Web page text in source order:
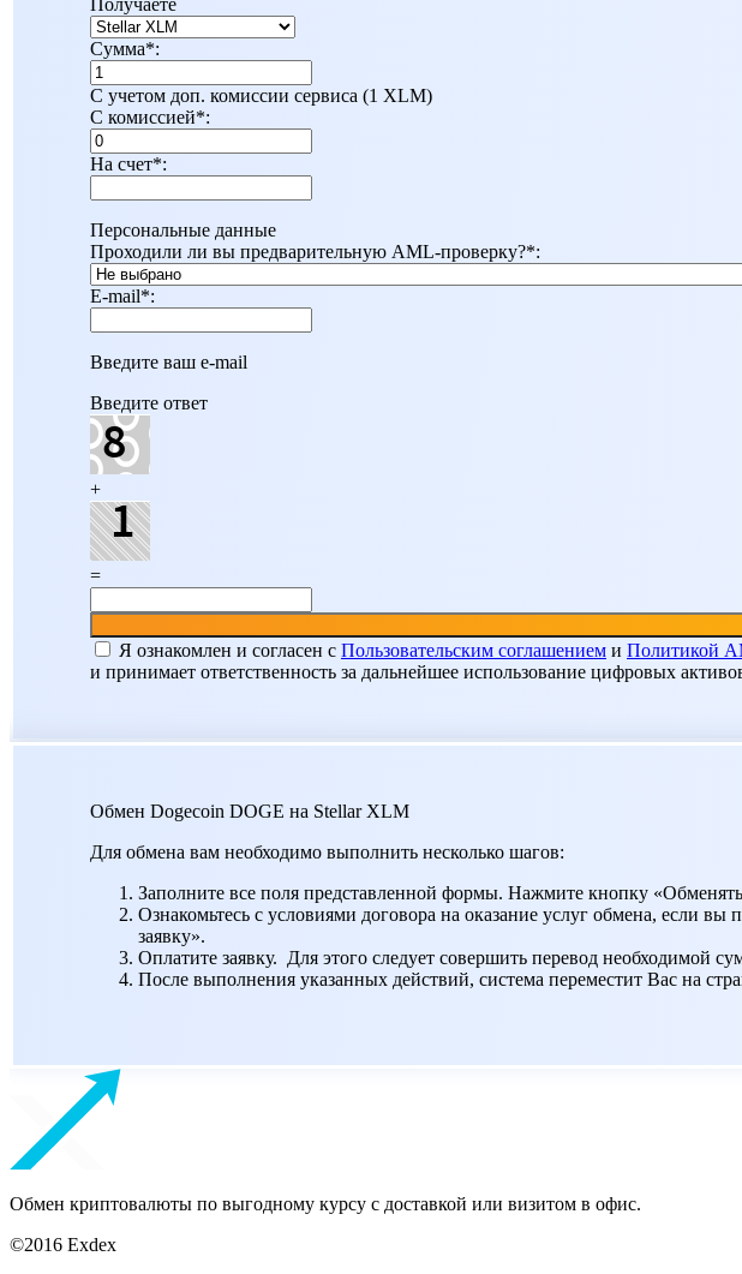
Сумма*:
С учетом доп. комиссии сервиса (1 XLM)
С комиссией*:
На счет*:
Персональные данные
Проходили ли вы предварительную AML-проверку?*:
E-mail*:
Введите ваш e-mail
Введите ответ
+
=
Я ознакомлен и согласен c Пользовательским соглашением и Политикой
и принимает ответственность за дальнейшее использование цифровых
Обмен Dogecoin DOGE на Stellar XLM
Для обмена вам необходимо выполнить несколько шагов:
Заполните все поля представленной формы. Нажмите кнопку
Ознакомьтесь с условиями договора на оказание услуг обмена, если
заявку».
Оплатите заявку. Для этого следует совершить перевод необходимой
После выполнения указанных действий, система переместит Вас на
Обмен криптовалюты по выгодному курсу с доставкой или визитом в офис.
©2016 Exdex